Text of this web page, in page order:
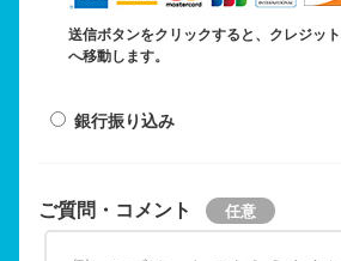
送信ボタンをクリックすると、クレジッ
へ移動します。
銀行振り込み
ご質問・コメント